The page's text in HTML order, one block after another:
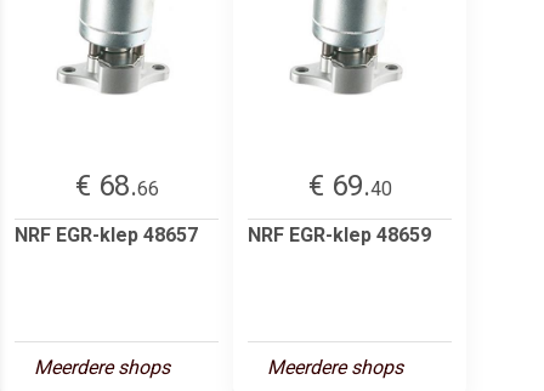
€ 68.66
NRF EGR-klep 48657
Meerdere shops
€ 69.40
NRF EGR-klep 48659
Meerdere shops